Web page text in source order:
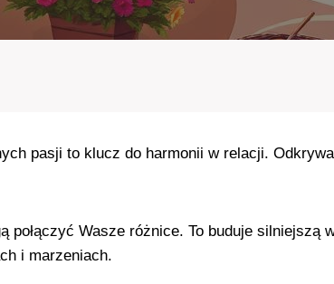
pasji to klucz do harmonii w relacji.
połączyć Wasze różnice. To buduje silniejszą
i marzeniach.